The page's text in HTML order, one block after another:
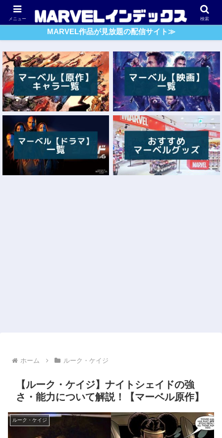
アベンジャーズ スパイダーマン ガーディアンズ・O・G
MARVEL作品が見放題の配信サイト≫
ホーム ルーク・ケイジ
【ルーク・ケイジ】ナイトシェイドの強
さ・能力について解説！【マーベル原作】
ルーク・ケイジ
メニュー 検索